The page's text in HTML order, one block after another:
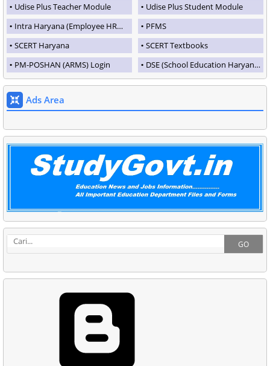
Udise Plus Teacher Module
Udise Plus Student Module
Intra Haryana (Employee HRMS Portal)
PFMS
SCERT Haryana
SCERT Textbooks
PM-POSHAN (ARMS) Login
DSE (School Education Haryana)
Ads Area
GO